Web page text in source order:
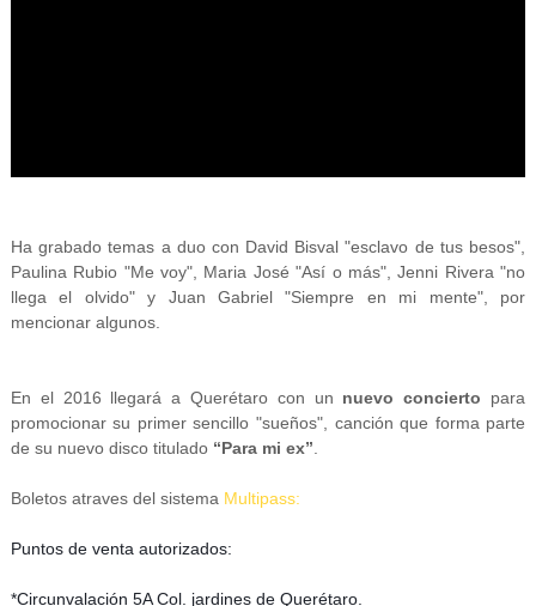
Ha grabado temas a duo con David Bisval "esclavo de tus besos",
Paulina Rubio "Me voy", Maria José "Así o más", Jenni Rivera "no
llega el olvido" y Juan Gabriel "Siempre en mi mente", por
mencionar algunos.
En el 2016 llegará a Querétaro con un nuevo concierto para
promocionar su primer sencillo "sueños", canción que forma parte
de su nuevo disco titulado “Para mi ex”
Boletos atraves del sistema Multipass:
Puntos de venta autorizados:
*Circunvalación 5A Col. jardines de Querétaro.